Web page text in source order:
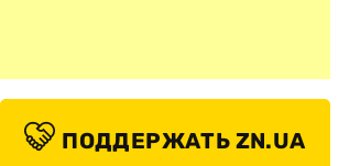
ПОДДЕРЖАТЬ ZN.UA